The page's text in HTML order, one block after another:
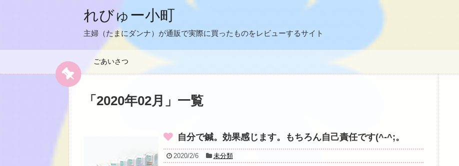
れびゅー小町
主婦（たまにダンナ）が通販で実際に買ったものをレビューするサイト
ごあいさつ
「 2020年02月 」 一覧
自分で鍼。効果感じます。もちろん自己責任です(^-^;。
2020/2/6 未分類